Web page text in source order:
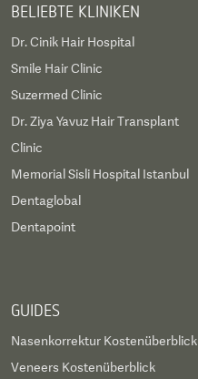
BELIEBTE KLINIKEN
Dr. Cinik Hair Hospital
Smile Hair Clinic
Suzermed Clinic
Dr. Ziya Yavuz Hair Transplant
Clinic
Memorial Sisli Hospital Istanbul
Dentaglobal
Dentapoint
GUIDES
Nasenkorrektur Kostenüberblick
Veneers Kostenüberblick